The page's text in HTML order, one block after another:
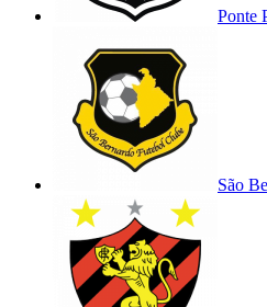
Ponte
São